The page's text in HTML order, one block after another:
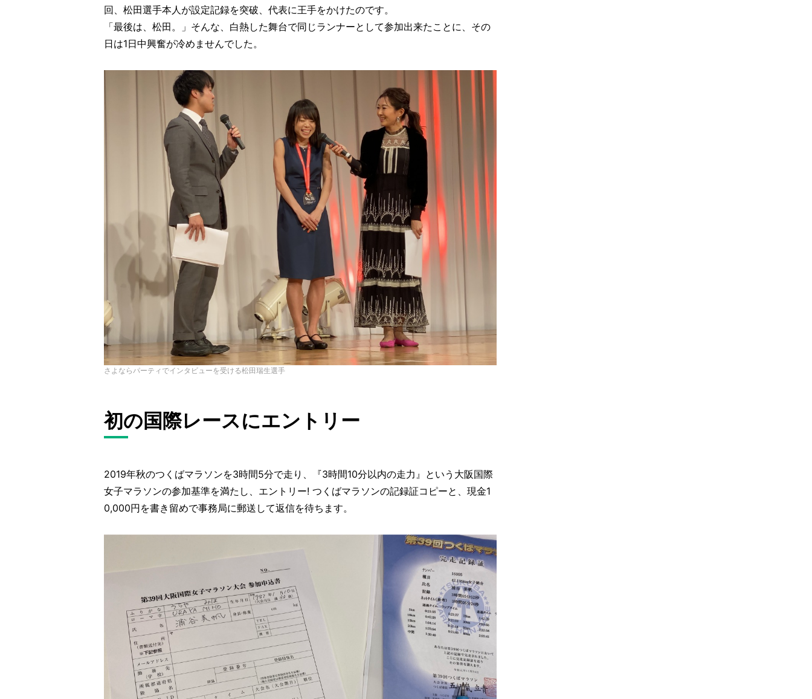
回、松田選手本人が設定記録を突破、代表に王手をかけたのです。
「最後は、松田。」そんな、白熱した舞台で同じランナーとして参加出来たことに、その
日は1日中興奮が冷めませんでした。
さよならパーティでインタビューを受ける松田瑞生選手
初の国際レースにエントリー
2019年秋のつくばマラソンを3時間5分で走り、『3時間10分以内の走力』という大阪国際
女子マラソンの参加基準を満たし、エントリー! つくばマラソンの記録証コピーと、現金1
0,000円を書き留めで事務局に郵送して返信を待ちます。